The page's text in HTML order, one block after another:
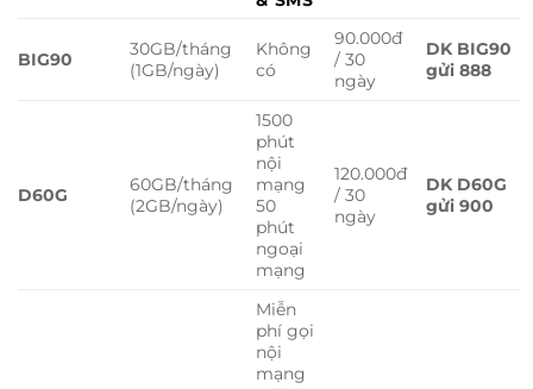
BIG90
30GB/tháng
(1GB/ngày)
Không
có
90.000đ
/ 30
ngày
DK BIG90
gửi 888
D60G
60GB/tháng
(2GB/ngày)
1500
phút
nội
mạng
50
phút
ngoại
mạng
120.000đ
/ 30
ngày
DK D60G
gửi 900
Miễn
phí gọi
nội
mạng